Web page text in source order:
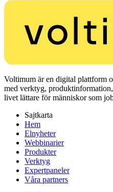
Voltimum är en digital plattform
med verktyg,
livet lättare för människor som
Sajtkarta
Hem
Elnyheter
Webbinarier
Produkter
Verktyg
Expertpaneler
Våra partners